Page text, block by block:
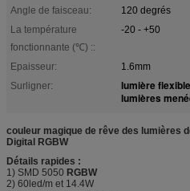
Angle de faisceau:
120 degrés
La température
fonctionnante (℃) ::
-20 - +50
Epaisseur:
1.6mm
Surligner:
lumière
lumières
couleur magique de rêve des lumières
Digital RGBW
Détails rapides :
1) SMD 5050 RGBW
2) 60led/m et 14.4W